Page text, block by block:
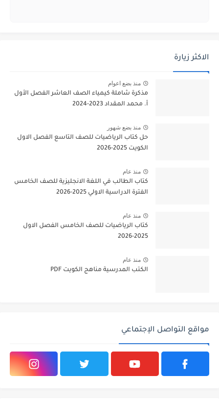
الاكثر زيارة
منذ بضع اعوام
مذكرة شاملة كيمياء الصف العاشر الفصل الأول
أ. محمد المقداد 2023-2024
منذ بضع شهور
حل كتاب الرياضيات للصف التاسع الفصل الاول
الكويت 2025-2026
منذ عام
كتاب الطالب في اللغة الانجليزية للصف الخامس
الفترة الدراسية الاولي 2025-2026
منذ عام
كتاب الرياضيات للصف الخامس الفصل الاول
2025-2026
منذ عام
الكتب المدرسية مناهج الكويت PDF
مواقع التواصل الإجتماعي